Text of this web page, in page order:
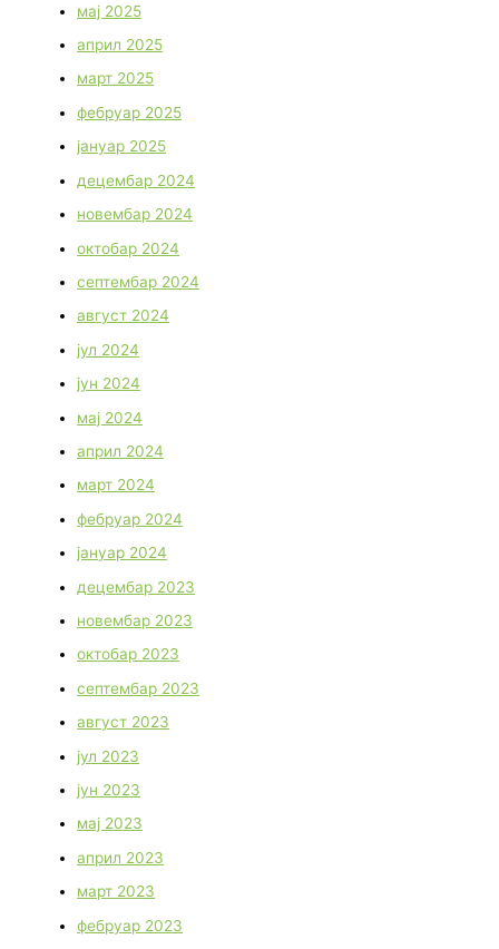
мај 2025
април 2025
март 2025
фебруар 2025
јануар 2025
децембар 2024
новембар 2024
октобар 2024
септембар 2024
август 2024
јул 2024
јун 2024
мај 2024
април 2024
март 2024
фебруар 2024
јануар 2024
децембар 2023
новембар 2023
октобар 2023
септембар 2023
август 2023
јул 2023
јун 2023
мај 2023
април 2023
март 2023
фебруар 2023